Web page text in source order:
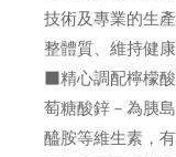
技術及專業的生
整體質、維持健康
■精心調配檸檬
萄糖酸鋅－為胰
醯胺等維生素，